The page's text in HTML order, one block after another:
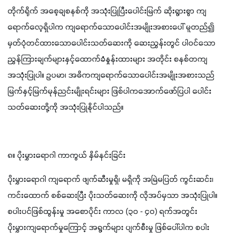
တိုက်ရိုက် အစေ့ချစနစ်ကို အသုံးပြုပြီးပေါင်းမြက် ဆိုးရွားစွာ ကျ
ရောက်လေ့ရှိပါက ကျရောက်သောပေါင်းအမျိုးအစားပေါ် မူတည်၍
မှတ်ပုံတင်ထားသောပေါင်းသတ်ဆေးကို ဆေးညွှန်းတွင် ပါဝင်သော
ညွှန်ကြားချက်များနှင့်ထောက်ခံနှုန်းထားများ အတိုင်း စနစ်တကျ
အသုံးပြုပါ။ ဥပမာ၊ အဓိကကျရောက်သောပေါင်းအမျိုးအစားသည်
မြက်နှင့်မြက်မုန်ညင်းမျိုးရင်းများ ဖြစ်ပါကအောက်ဖော်ပြပါ ပေါင်း
သတ်ဆေးတို့ကို အသုံးပြုနိုင်ပါသည်။
၈။ ပိုးမွှားရောဂါ ကာကွယ် နှိမ်နင်းခြင်း
ပိုးမွှားရောဂါ ကျရောက် ဖျက်ဆီးမှုရှိ၊ မရှိကို အမြဲမပြတ် ကွင်းဆင်း၊
ကင်းထောက် စစ်ဆေးပြီး ပိုးသတ်ဆေးကို လိုအပ်မှသာ အသုံးပြုပါ။
စပါးပင်ဖြစ်ထွန်းမှု အစောပိုင်း ကာလ (၃၀ - ၄၀) ရက်အတွင်း
ပိုးမွှားကျရောက်မှုကြောင့် အရွက်များ ပျက်စီးမှု ဖြစ်ပေါ်ပါက စပါး